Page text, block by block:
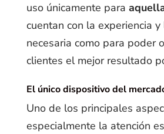
uso únicamente para
cuentan con la experiencia
necesaria como para poder
clientes el mejor resultado
El único dispositivo del
Uno de los principales
especialmente la atención